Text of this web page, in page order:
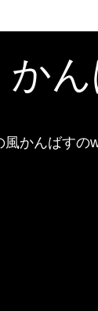
ん
かんばすの